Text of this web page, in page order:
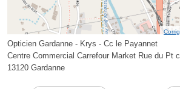
Opticien Gardanne - Krys - Cc le Payannet
Centre Commercial Carrefour Market Rue du Pt
13120 Gardanne